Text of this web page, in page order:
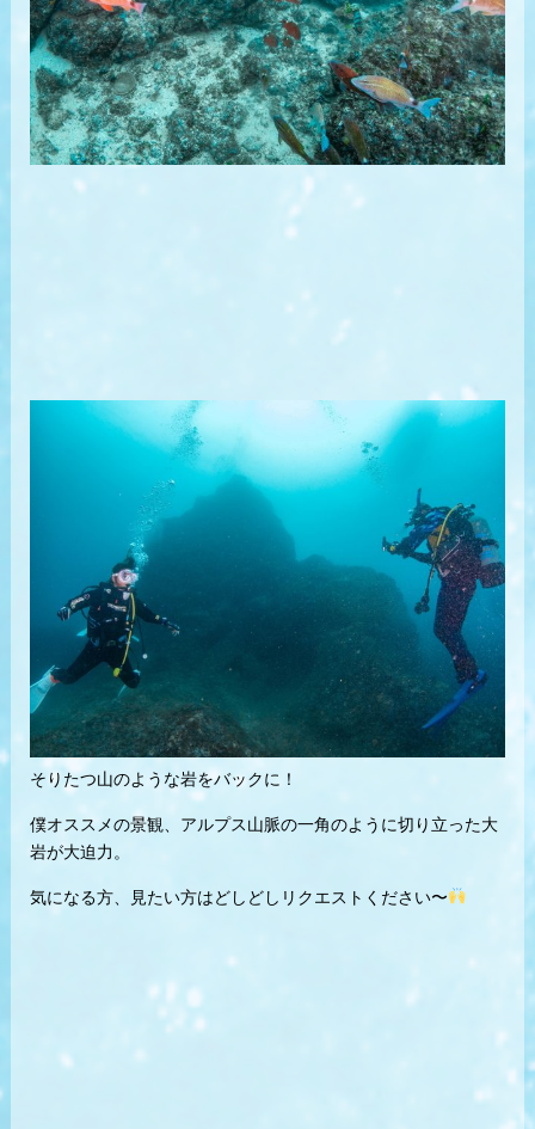
そりたつ山のような岩をバックに！
僕オススメの景観、アルプス山脈の一角のように切り立った大
岩が大迫力。
気になる方、見たい方はどしどしリクエストください〜